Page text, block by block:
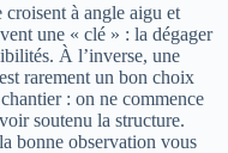
à angle aigu et
une « clé » : la dégager
À l’inverse, une
rarement un bon choix
: on ne commence
soutenu la structure.
bonne observation vous